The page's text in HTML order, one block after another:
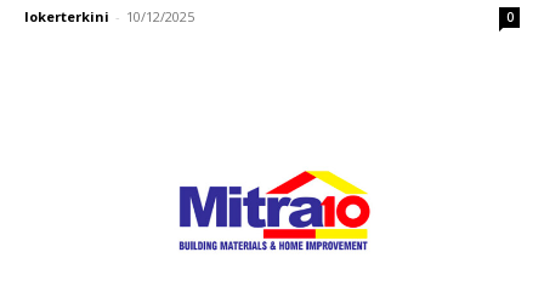
lokerterkini - 10/12/2025 0